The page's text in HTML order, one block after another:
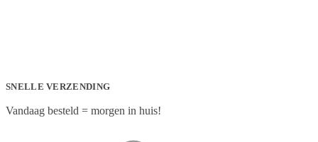
SNELLE VERZENDING
Vandaag besteld = morgen in huis!